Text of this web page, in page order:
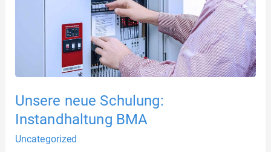
Unsere neue Schulung:
Instandhaltung BMA
Uncategorized